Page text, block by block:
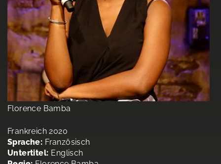
Florence Bamba
Frankreich 2020
Sprache: Französisch
Untertitel: Englisch